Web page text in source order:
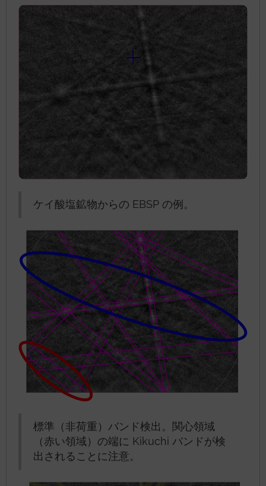
ケイ酸塩鉱物からの EBSP の例。
標準（非荷重）バンド検出。関心領域
（赤い領域）の端に Kikuchi バンドが検
出されることに注意。